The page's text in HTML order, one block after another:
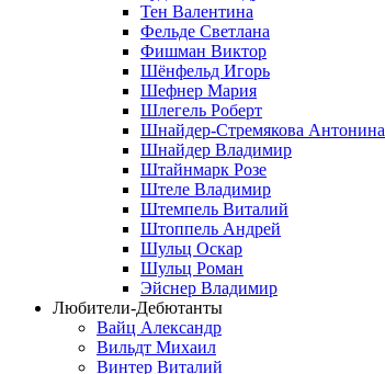
Тен Валентина
Фельде Светлана
Фишман Виктор
Шёнфельд Игорь
Шефнер Мария
Шлегель Роберт
Шнайдер-Стремякова Антонина
Шнайдер Владимир
Штайнмарк Розe
Штеле Владимир
Штемпель Виталий
Штоппель Андрей
Шульц Оскар
Шульц Роман
Эйснер Владимир
Любители-Дебютанты
Вайц Александр
Вильдт Михаил
Винтер Виталий